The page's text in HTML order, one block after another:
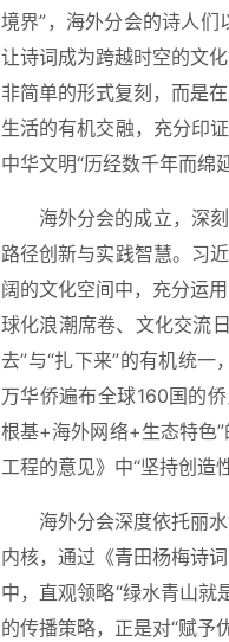
境界”，海外分会的诗人们
让诗词成为跨越时空的文
非简单的形式复刻，而是
生活的有机交融，充分印
中华文明“历经数千年而绵
海外分会的成立，深
路径创新与实践智慧。习
阔的文化空间中，充分运
球化浪潮席卷、文化交流
去”与“扎下来”的有机统
万华侨遍布全球160国的
根基+海外网络+生态特色
工程的意见》中“坚持创造
海外分会深度依托丽
内核，通过《青田杨梅诗
中，直观领略“绿水青山就
的传播策略，正是对“赋予